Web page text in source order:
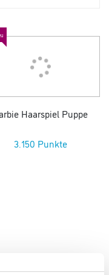
Haarspiel Puppe
3.150 Punkte